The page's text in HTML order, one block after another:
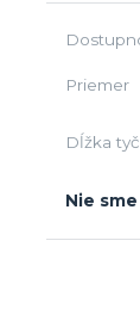
Priemer
Dĺžka
Nie